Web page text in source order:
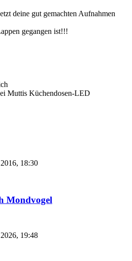
deine gut gemachten Aufnahmen
gegangen ist!!!
Muttis Küchendosen-LED
18:30
Mondvogel
19:48